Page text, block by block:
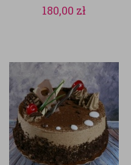
180,00 zł